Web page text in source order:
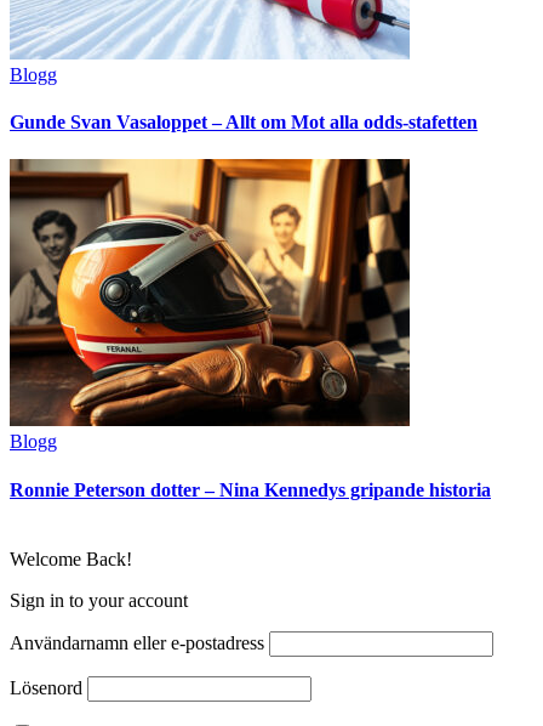
Blogg
Gunde Svan Vasaloppet – Allt om Mot alla odds-stafetten
Blogg
Ronnie Peterson dotter – Nina Kennedys gripande historia
Welcome Back!
Sign in to your account
Användarnamn eller e-postadress
Lösenord